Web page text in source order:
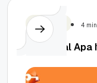
Teknologi 4
Mengenal